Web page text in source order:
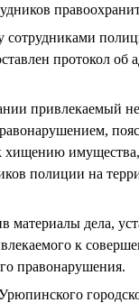
сотрудниками
протокол об
привлекаемый не
хищению
полиции на
материалы дела,
к
правонарушения.